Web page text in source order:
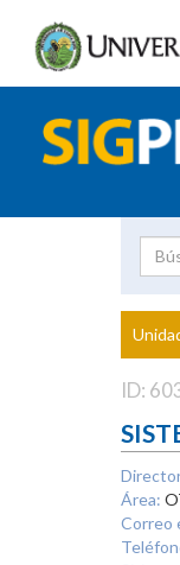
ID:
Área:
Correo